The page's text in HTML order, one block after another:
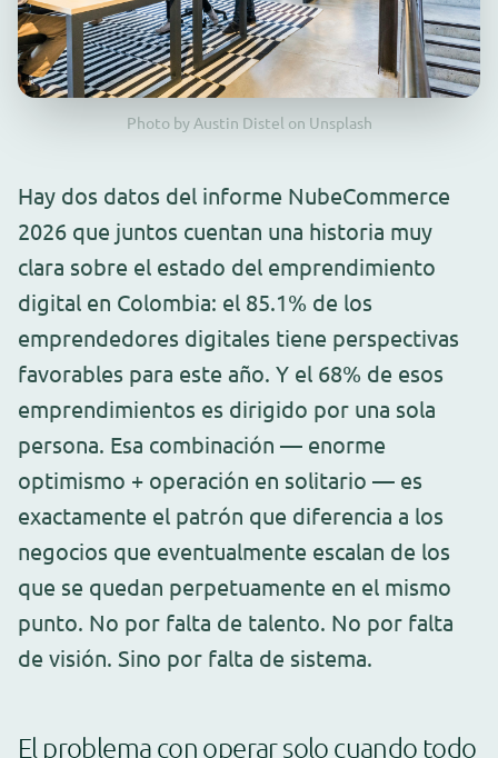
Photo by Austin Distel on Unsplash
Hay dos datos del informe NubeCommerce
2026 que juntos cuentan una historia muy
clara sobre el estado del emprendimiento
digital en Colombia: el 85.1% de los
emprendedores digitales tiene perspectivas
favorables para este año. Y el 68% de esos
emprendimientos es dirigido por una sola
persona. Esa combinación — enorme
optimismo + operación en solitario — es
exactamente el patrón que diferencia a los
negocios que eventualmente escalan de los
que se quedan perpetuamente en el mismo
punto. No por falta de talento. No por falta
de visión. Sino por falta de sistema.
El problema con operar solo cuando todo